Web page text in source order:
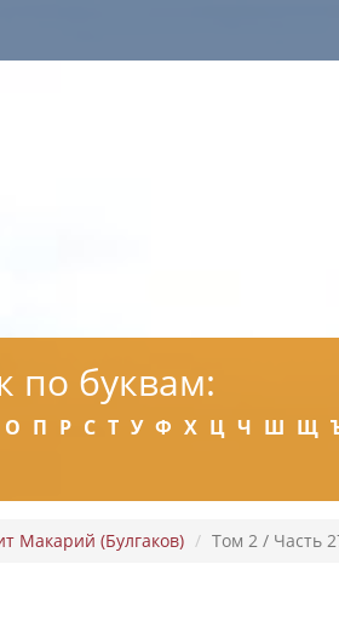
по буквам:
О П Р С Т У Ф Х Ц Ч Ш Щ
Макарий (Булгаков) Том 2 / Часть